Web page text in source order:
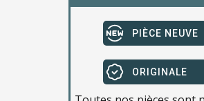
PIÈCE NEUVE
ORIGINALE